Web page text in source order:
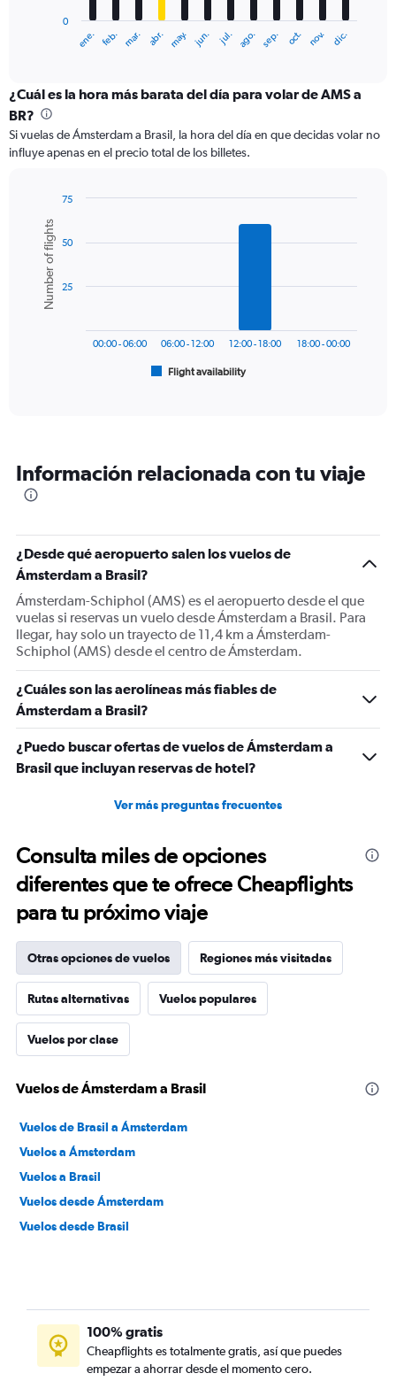
categories.
Range:
12
categories.
The
axis
displaying
values.
Range:
ene. feb. mar. abr. may. jun. jul. ago. sep. oct. nov. dic.
0
¿Cuál es la hora más barata del día para volar de AMS a
BR?
Si vuelas de Ámsterdam a Brasil, la hora del día en que decidas volar no
influye apenas en el precio total de los billetes.
chart
with
bars.
The
categories.
The
Y
axis
displaying
Number
of
flights.
Range:
to
75.
Chart
graphic.
Number of flights
Flight availability
00:00 - 06:00 06:00 - 12:00 12:00 - 18:00 18:00 - 00:00
25
50
75
Información relacionada con tu viaje
¿Desde qué aeropuerto salen los vuelos de
Ámsterdam a Brasil?
Ámsterdam-Schiphol (AMS) es el aeropuerto desde el que
vuelas si reservas un vuelo desde Ámsterdam a Brasil. Para
llegar, hay solo un trayecto de 11,4 km a Ámsterdam-
Schiphol (AMS) desde el centro de Ámsterdam.
¿Cuáles son las aerolíneas más fiables de
Ámsterdam a Brasil?
¿Puedo buscar ofertas de vuelos de Ámsterdam a
Brasil que incluyan reservas de hotel?
Ver más preguntas frecuentes
Consulta miles de opciones
diferentes que te ofrece Cheapflights
para tu próximo viaje
Otras opciones de vuelos Regiones más visitadas
Rutas alternativas Vuelos populares
Vuelos por clase
Vuelos de Ámsterdam a Brasil
Vuelos de Brasil a Ámsterdam
Vuelos a Ámsterdam
Vuelos a Brasil
Vuelos desde Ámsterdam
Vuelos desde Brasil
100% gratis
Cheapflights es totalmente gratis, así que puedes
empezar a ahorrar desde el momento cero.